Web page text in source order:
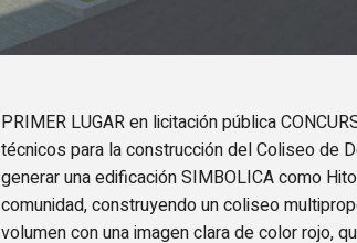
PRIMER LUGAR en licitación pública
técnicos para la construcción del Coliseo de
generar una edificación SIMBOLICA como
comunidad, construyendo un coliseo
volumen con una imagen clara de color rojo,